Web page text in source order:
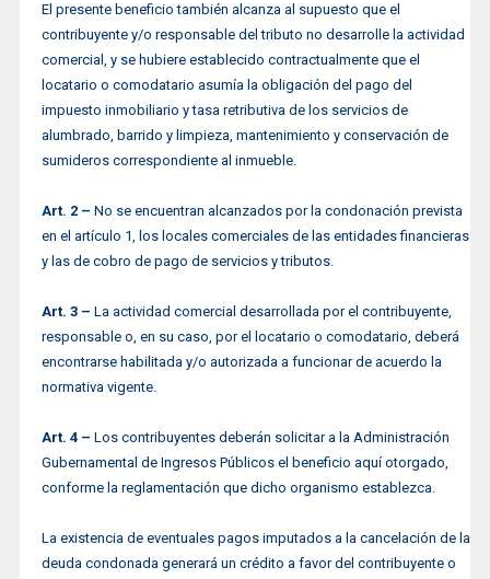
El presente beneficio también alcanza al supuesto que el
contribuyente y/o responsable del tributo no desarrolle la actividad
comercial, y se hubiere establecido contractualmente que el
locatario o comodatario asumía la obligación del pago del
impuesto inmobiliario y tasa retributiva de los servicios de
alumbrado, barrido y limpieza, mantenimiento y conservación de
sumideros correspondiente al inmueble.
Art. 2 – No se encuentran alcanzados por la condonación prevista
en el artículo 1, los locales comerciales de las entidades financieras
y las de cobro de pago de servicios y tributos.
Art. 3 – La actividad comercial desarrollada por el contribuyente,
responsable o, en su caso, por el locatario o comodatario, deberá
encontrarse habilitada y/o autorizada a funcionar de acuerdo la
normativa vigente.
Art. 4 – Los contribuyentes deberán solicitar a la Administración
Gubernamental de Ingresos Públicos el beneficio aquí otorgado,
conforme la reglamentación que dicho organismo establezca.
La existencia de eventuales pagos imputados a la cancelación de la
deuda condonada generará un crédito a favor del contribuyente o